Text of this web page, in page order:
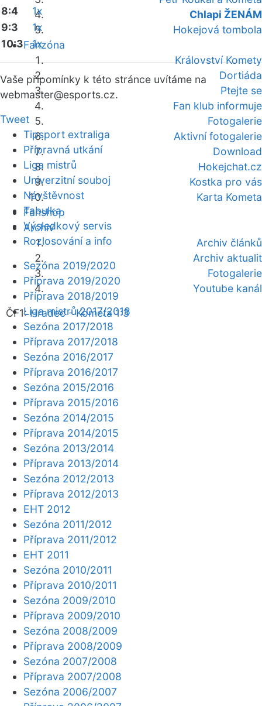
Chlapi ŽENÁM
Hokejová tombola
Fanzóna
Království Komety
Dortiáda
Ptejte se
Fan klub informuje
Fotogalerie
Aktivní fotogalerie
Download
Hokejchat.cz
Kostka pro vás
Karta Kometa
Fanshop
Archiv
Archiv článků
Archiv aktualit
Fotogalerie
Youtube kanál
ČF1:Hradec - Kometa 1:3
8:4
1x
9:3
1x
10:3
1x
Vaše připomínky k této stránce uvítáme na
webmaster@esports.cz.
Tweet
Tipsport extraliga
Přípravná utkání
Liga mistrů
Univerzitní souboj
Návštěvnost
Tabulka
Výsledkový servis
Rozlosování a info
Sezóna 2019/2020
Příprava 2019/2020
Příprava 2018/2019
Liga mistrů 2017/2018
Sezóna 2017/2018
Příprava 2017/2018
Sezóna 2016/2017
Příprava 2016/2017
Sezóna 2015/2016
Příprava 2015/2016
Sezóna 2014/2015
Příprava 2014/2015
Sezóna 2013/2014
Příprava 2013/2014
Sezóna 2012/2013
Příprava 2012/2013
EHT 2012
Sezóna 2011/2012
Příprava 2011/2012
EHT 2011
Sezóna 2010/2011
Příprava 2010/2011
Sezóna 2009/2010
Příprava 2009/2010
Sezóna 2008/2009
Příprava 2008/2009
Sezóna 2007/2008
Příprava 2007/2008
Sezóna 2006/2007